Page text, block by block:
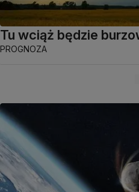
Tu wciąż będzie
PROGNOZA